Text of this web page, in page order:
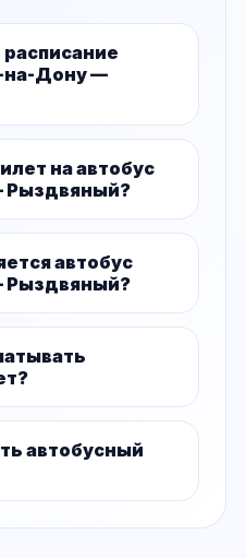
на-Дону —
на автобус
Рыздвяный?
автобус
Рыздвяный?
автобусный